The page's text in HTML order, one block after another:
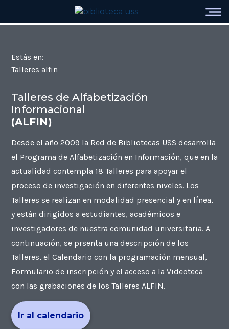
Estás en:
Talleres alfin
Talleres de Alfabetización
Informacional
(ALFIN)
Desde el año 2009 la Red de Bibliotecas USS desarrolla
el Programa de Alfabetización en Información, que en la
actualidad contempla 18 Talleres para apoyar el
proceso de investigación en diferentes niveles. Los
Talleres se realizan en modalidad presencial y en línea,
y están dirigidos a estudiantes, académicos e
investigadores de nuestra comunidad universitaria. A
continuación, se prsenta una descripción de los
Talleres, el Calendario con la programación mensual,
Formulario de inscripción y el acceso a la Videoteca
con las grabaciones de los Talleres ALFIN.
Ir al calendario